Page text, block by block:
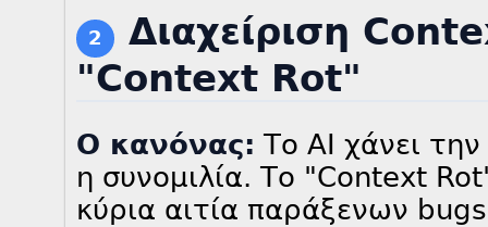
2
Διαχείριση
"Context Rot"
Ο κανόνας: Το AI χάνει
η συνομιλία. Το "Context
κύρια αιτία παράξενων